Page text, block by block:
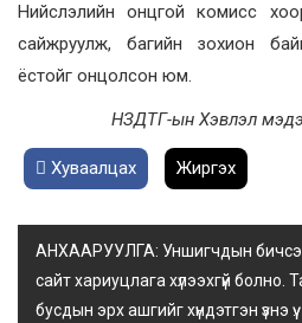
Нийслэлийн онцгой комисс
сайжруулж, багийн зохион
ёстойг онцолсон юм.
НЗДТГ-ын Хэвлэл
Хуваалцах Жиргэх
АНХААРУУЛГА: Уншигчдын
сайт хариуцлага хүлээхгүй болно.
бусдын эрх ашгийг хүндэтгэн үзнэ үү.